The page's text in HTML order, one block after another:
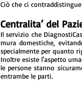
Ciò che ci
Centralita’ del
Il servizio che
mura domestiche,
specialmente per quanto
Inoltre esiste l'aspetto
le persone stanno
entrambe le parti.